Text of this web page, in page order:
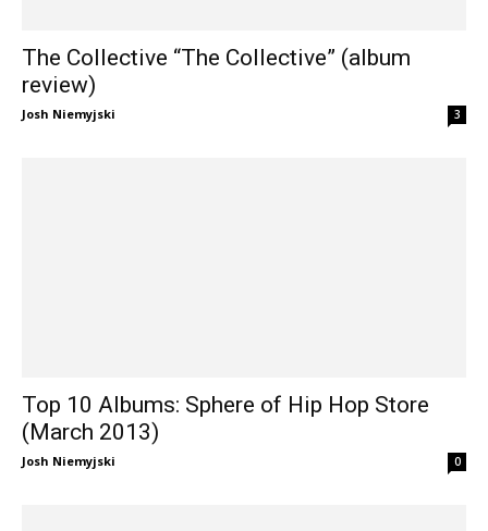
The Collective “The Collective” (album
review)
Josh Niemyjski 3
Top 10 Albums: Sphere of Hip Hop Store
(March 2013)
Josh Niemyjski 0